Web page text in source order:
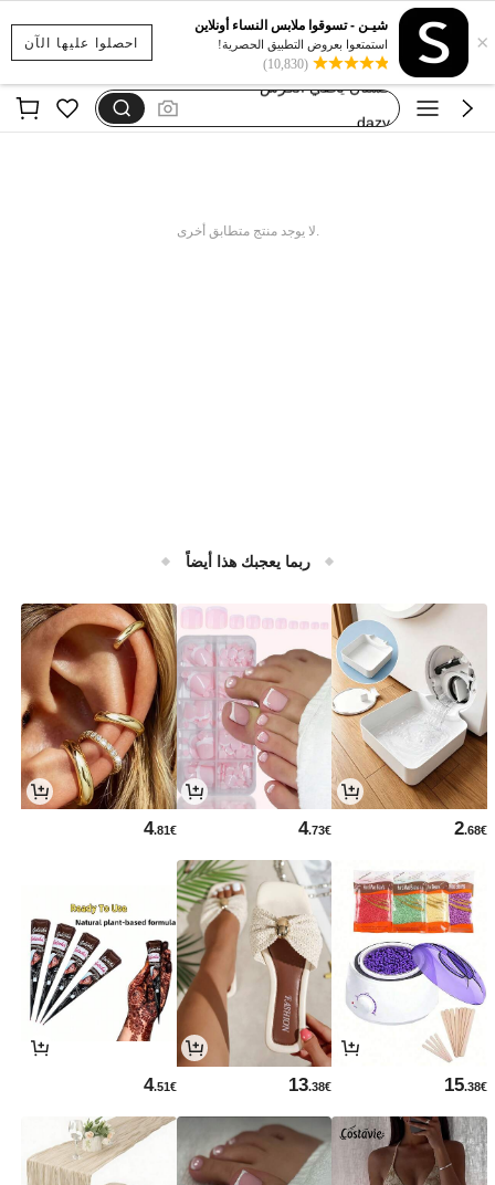
احصلوا عليها الآن ×
شيـن - تسوقوا ملابس النساء أونلاين
استمتعوا بعروض التطبيق الحصرية!
(10,830)
motf
فستان يخفي الكرش
.لا يوجد منتج متطابق أخرى
ربما يعجبك هذا أيضاً
2.68€
4.73€
4.81€
15.38€
13.38€
4.51€